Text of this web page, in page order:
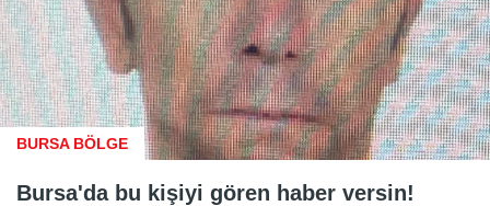
BURSA BÖLGE
Bursa'da bu kişiyi gören haber versin!